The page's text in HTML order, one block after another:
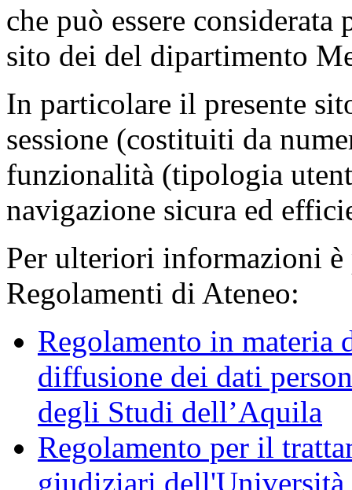
che può essere
sito dei del dipartimento
In particolare il presente
sessione (costituiti da
funzionalità (tipologia
navigazione sicura ed
Per ulteriori informazioni è
Regolamenti di Ateneo:
Regolamento in materia
diffusione dei dati
degli Studi dell’Aquila
Regolamento per il
giudiziari